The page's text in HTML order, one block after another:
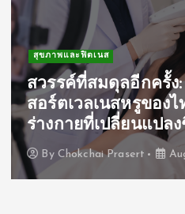
สุขภาพและฟิตเนส
สวรรค์ที่สมดุลอีกครั้ง
สอร์ตเวลเนสหรูของ
ร่างกายที่เปลี่ยนแปล
By Chokchai Prasert